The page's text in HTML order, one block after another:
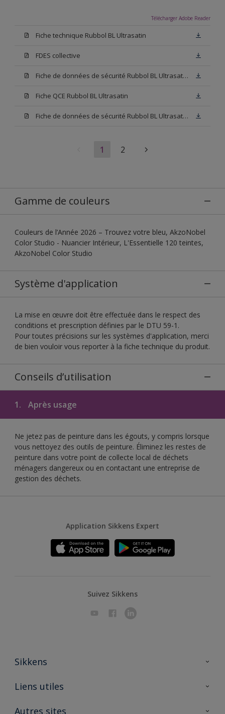
Télécharger Adobe Reader
Fiche technique Rubbol BL Ultrasatin
FDES collective
Fiche de données de sécurité Rubbol BL Ultrasatin Base N00
Fiche QCE Rubbol BL Ultrasatin
Fiche de données de sécurité Rubbol BL Ultrasatin Base W05
1 2
Gamme de couleurs
Couleurs de l’Année 2026 – Trouvez votre bleu, AkzoNobel
Color Studio - Nuancier Intérieur, L'Essentielle 120 teintes,
AkzoNobel Color Studio
Système d'application
La mise en œuvre doit être effectuée dans le respect des
conditions et prescription définies par le DTU 59-1.
Pour toutes précisions sur les systèmes d'application, merci
de bien vouloir vous reporter à la fiche technique du produit.
Conseils d’utilisation
1. Après usage
Ne jetez pas de peinture dans les égouts, y compris lorsque
vous nettoyez des outils de peinture. Éliminez les restes de
peinture dans votre point de collecte local de déchets
ménagers dangereux ou en contactant une entreprise de
gestion des déchets.
Application Sikkens Expert
Suivez Sikkens
Sikkens
A propos de Sikkens
Liens utiles
Ouvrir un magasin PASS
Autres sites